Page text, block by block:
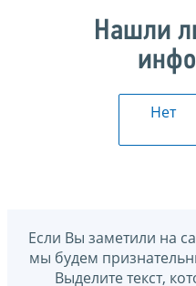
Нашли
Нет
Если Вы заметили на
мы будем
Выделите текст,